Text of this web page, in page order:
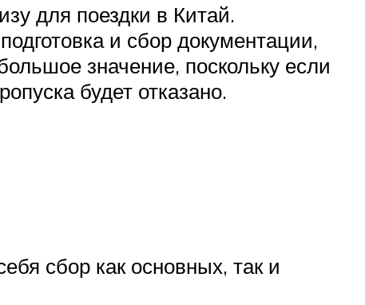
для поездки в Китай.
и сбор документации,
значение, поскольку если
будет отказано.
сбор как основных, так и